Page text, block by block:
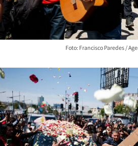
Foto: Francisco Paredes /